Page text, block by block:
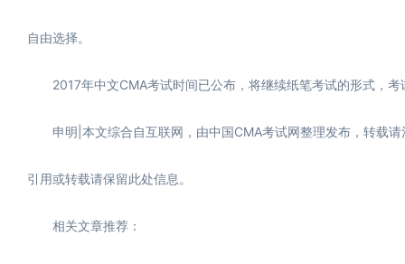
自由选择。
2017年中文CMA考试时间已公布，将继续纸笔考试的形式，考
申明|本文综合自互联网，由中国CMA考试网整理发布，转载请
引用或转载请保留此处信息。
相关文章推荐：